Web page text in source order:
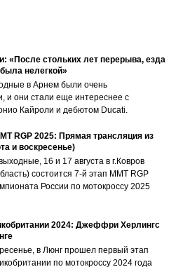
«После стольких лет перерыва, езда
нелегкой»
в Арнем были очень
и они стали еще интереснее с
Кайроли и дебютом Ducati.
RGP 2025: Прямая трансляция из
и воскресенье)
16 и 17 августа в г.Ковров
состоится 7-й этап ММТ RGP
России по мотокроссу 2025
2024: Джеффри Херлингс
в Люнг прошел первый этап
по мотокроссу 2024 года